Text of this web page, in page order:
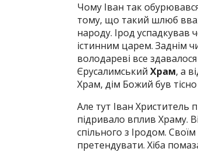
Чому Іван так
тому, що такий шлюб
народу. Ірод успадкував
істинним царем. Заднім
володареві все
Єрусалимський Храм, а
Храм, дім Божий був
Але тут Іван Христитель
підривало вплив Храму.
спільного з Іродом.
претендувати. Хіба